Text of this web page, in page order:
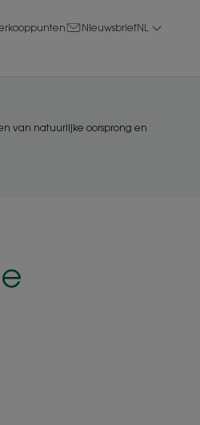
NieuwsbriefNL
van natuurlijke oorsprong en